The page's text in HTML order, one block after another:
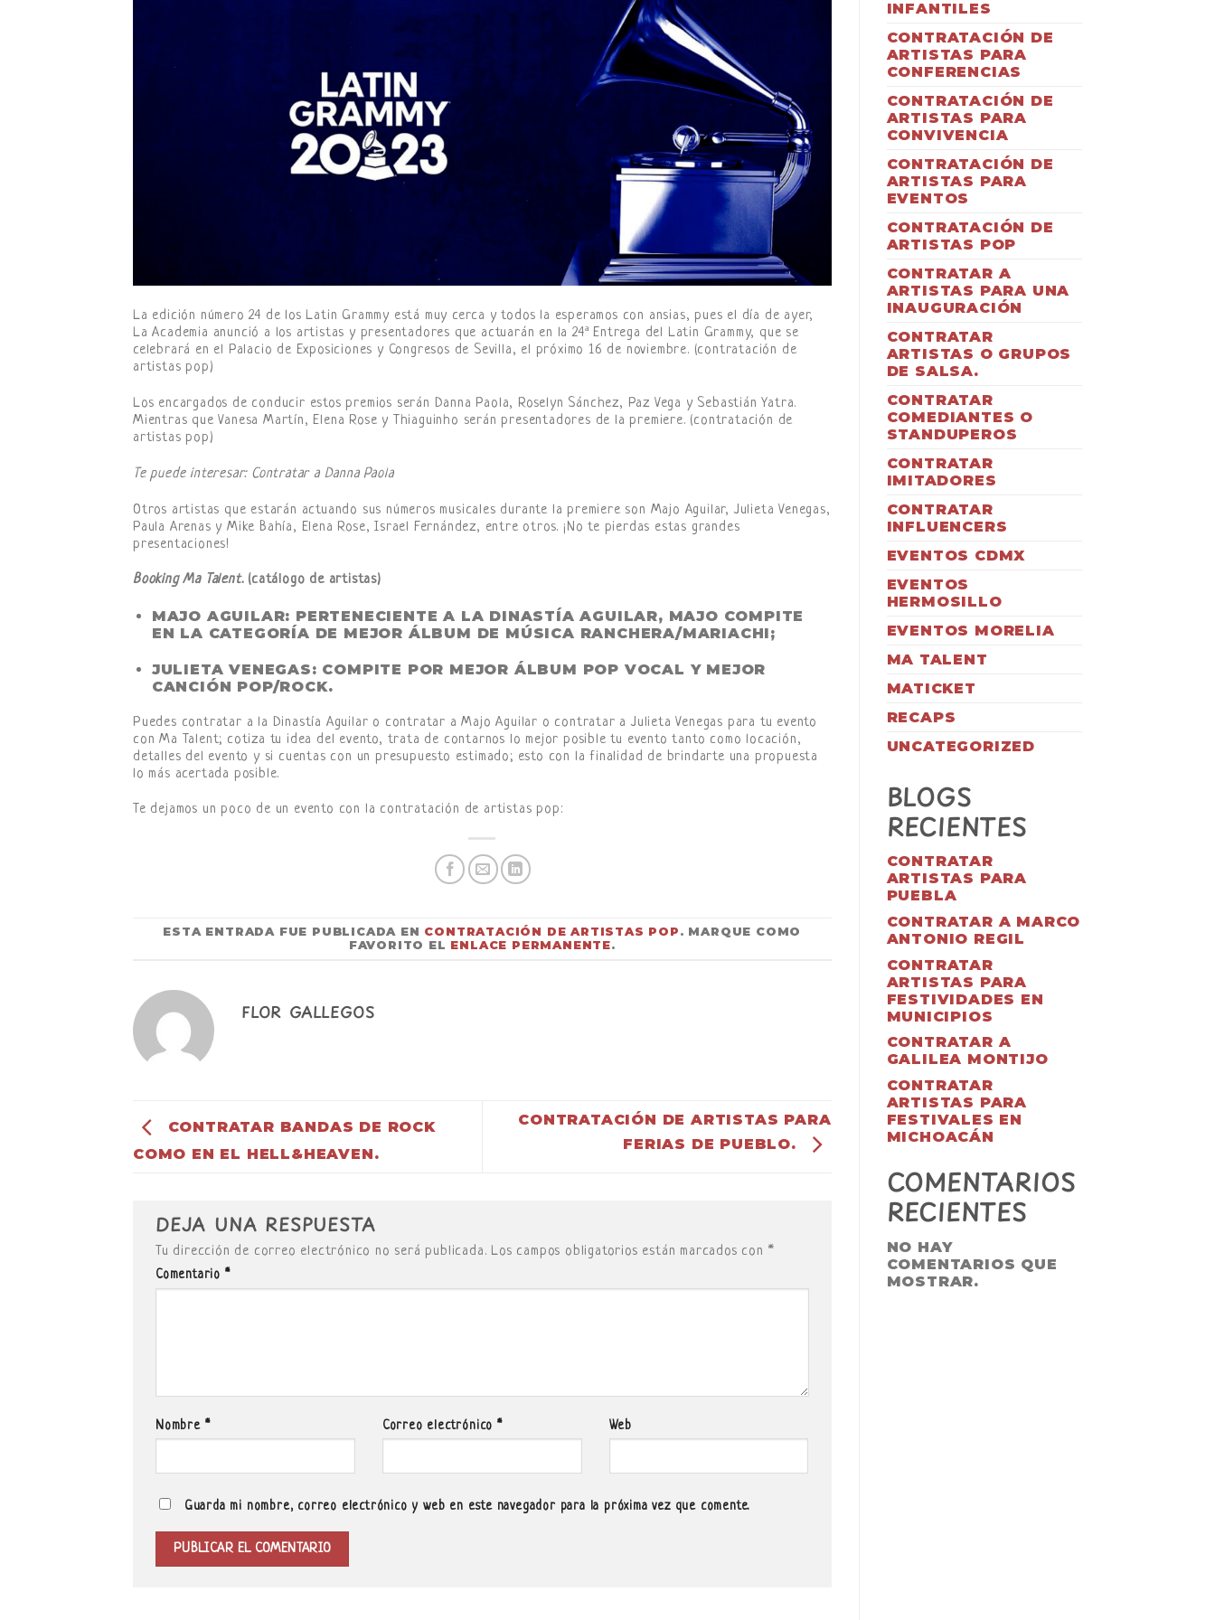
La edición número 24 de los Latin Grammy está muy cerca y todos la esperamos con ansias, pues el día de ayer,
La Academia anunció a los artistas y presentadores que actuarán en la 24ª Entrega del Latin Grammy, que se
celebrará en el Palacio de Exposiciones y Congresos de Sevilla, el próximo 16 de noviembre. (contratación de
artistas pop)
Los encargados de conducir estos premios serán Danna Paola, Roselyn Sánchez, Paz Vega y Sebastián Yatra.
Mientras que Vanesa Martín, Elena Rose y Thiaguinho serán presentadores de la premiere. (contratación de
artistas pop)
Te puede interesar: Contratar a Danna Paola
Otros artistas que estarán actuando sus números musicales durante la premiere son Majo Aguilar, Julieta Venegas,
Paula Arenas y Mike Bahía, Elena Rose, Israel Fernández, entre otros. ¡No te pierdas estas grandes
presentaciones!
Booking Ma Talent. (catálogo de artistas)
MAJO AGUILAR: PERTENECIENTE A LA DINASTÍA AGUILAR, MAJO COMPITE
EN LA CATEGORÍA DE MEJOR ÁLBUM DE MÚSICA RANCHERA/MARIACHI;
JULIETA VENEGAS: COMPITE POR MEJOR ÁLBUM POP VOCAL Y MEJOR
CANCIÓN POP/ROCK.
Puedes contratar a la Dinastía Aguilar o contratar a Majo Aguilar o contratar a Julieta Venegas para tu evento
con Ma Talent; cotiza tu idea del evento, trata de contarnos lo mejor posible tu evento tanto como locación,
detalles del evento y si cuentas con un presupuesto estimado; esto con la finalidad de brindarte una propuesta
lo más acertada posible.
Te dejamos un poco de un evento con la contratación de artistas pop:
ESTA ENTRADA FUE PUBLICADA EN CONTRATACIÓN DE ARTISTAS POP . MARQUE COMO
FAVORITO EL ENLACE PERMANENTE.
FLOR GALLEGOS
CONTRATAR BANDAS DE ROCK
COMO EN EL HELL&HEAVEN.
CONTRATACIÓN DE ARTISTAS PARA
FERIAS DE PUEBLO.
DEJA UNA RESPUESTA
Tu dirección de correo electrónico no será publicada. Los campos obligatorios están marcados con *
Comentario *
Nombre * Correo electrónico* Web
Guarda mi nombre, correo electrónico y web en este navegador para la próxima vez que comente.
INFANTILES
CONTRATACIÓN DE
ARTISTAS PARA
CONFERENCIAS
CONTRATACIÓN DE
ARTISTAS PARA
CONVIVENCIA
CONTRATACIÓN DE
ARTISTAS PARA
EVENTOS
CONTRATACIÓN DE
ARTISTAS POP
CONTRATAR A
ARTISTAS PARA UNA
INAUGURACIÓN
CONTRATAR
ARTISTAS O GRUPOS
DE SALSA.
CONTRATAR
COMEDIANTES O
STANDUPEROS
CONTRATAR
IMITADORES
CONTRATAR
INFLUENCERS
EVENTOS CDMX
EVENTOS
HERMOSILLO
EVENTOS MORELIA
MA TALENT
MATICKET
RECAPS
UNCATEGORIZED
BLOGS
RECIENTES
CONTRATAR
ARTISTAS PARA
PUEBLA
CONTRATAR A MARCO
ANTONIO REGIL
CONTRATAR
ARTISTAS PARA
FESTIVIDADES EN
MUNICIPIOS
CONTRATAR A
GALILEA MONTIJO
CONTRATAR
ARTISTAS PARA
FESTIVALES EN
MICHOACÁN
COMENTARIOS
RECIENTES
NO HAY
COMENTARIOS QUE
MOSTRAR.